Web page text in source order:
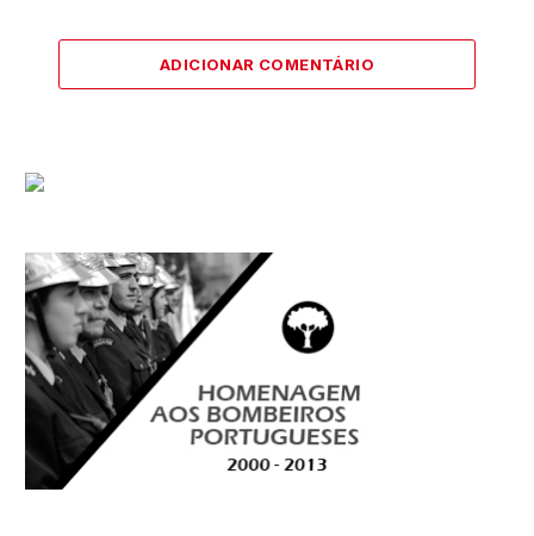
ADICIONAR COMENTÁRIO